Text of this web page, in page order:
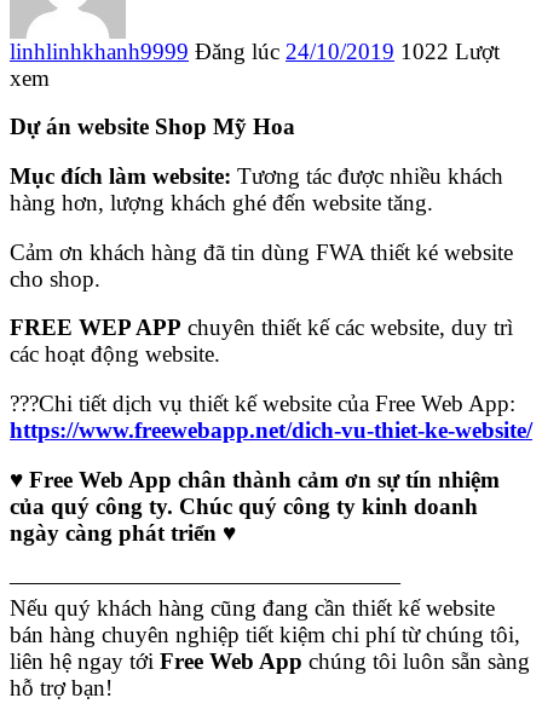
linhlinhkhanh9999 Đăng lúc 24/10/2019 1022 Lượt
xem
Dự án website Shop Mỹ Hoa
Mục đích làm website: Tương tác được nhiều khách
hàng hơn, lượng khách ghé đến website tăng.
Cảm ơn khách hàng đã tin dùng FWA thiết ké website
cho shop.
FREE WEP APP chuyên thiết kế các website, duy trì
các hoạt động website.
???Chi tiết dịch vụ thiết kế website của Free Web App:
https://www.freewebapp.net/dich-vu-thiet-ke-website/
♥️ Free Web App chân thành cảm ơn sự tín nhiệm
của quý công ty. Chúc quý công ty kinh doanh
ngày càng phát triển ♥️
—————————————————
Nếu quý khách hàng cũng đang cần thiết kế website
bán hàng chuyên nghiệp tiết kiệm chi phí từ chúng tôi,
liên hệ ngay tới Free Web App chúng tôi luôn sẵn sàng
hỗ trợ bạn!